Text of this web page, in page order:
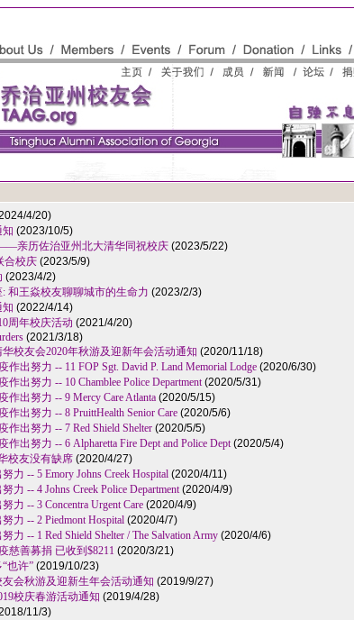
4/20)
知 (2023/10/5)
亲历佐治亚州北大清华同祝校庆 (2023/5/22)
合校庆 (2023/5/9)
(2023/4/2)
和王焱校友聊聊城市的生命力 (2023/2/3)
知 (2022/4/14)
周年校庆活动 (2021/4/20)
(2021/3/18)
校友会2020年秋游及迎新年会活动通知 (2020/11/18)
出努力 -- 11 FOP Sgt. David P. Land Memorial Lodge (2020/6/30)
出努力 -- 10 Chamblee Police Department(2020/5/31)
出努力 -- 9 Mercy Care Atlanta (2020/5/15)
出努力 -- 8 PruittHealth Senior Care (2020/5/6)
出努力 -- 7 Red Shield Shelter (2020/5/5)
出努力 -- 6 Alpharetta Fire Dept and Police Dept(2020/5/4)
校友没有缺席 (2020/4/27)
力 -- 5 Emory Johns Creek Hospital (2020/4/11)
-- 4 Johns Creek Police Department(2020/4/9)
力 -- 3 Concentra Urgent Care (2020/4/9)
力 -- 2 Piedmont Hospital (2020/4/7)
-- 1 Red Shield Shelter / The Salvation Army (2020/4/6)
慈善募捐 已收到$8211 (2020/3/21)
也许” (2019/10/23)
会秋游及迎新生年会活动通知 (2019/9/27)
校庆春游活动通知 (2019/4/28)
11/3)